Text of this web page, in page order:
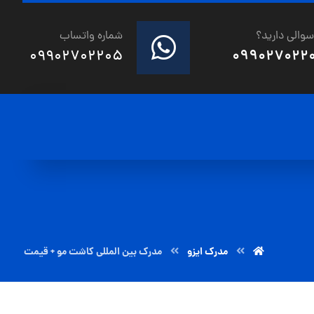
شماره واتساب
09902702205
سوالی دارید؟
مدرک ایزو مدرک بین المللی کاشت مو + قیمت